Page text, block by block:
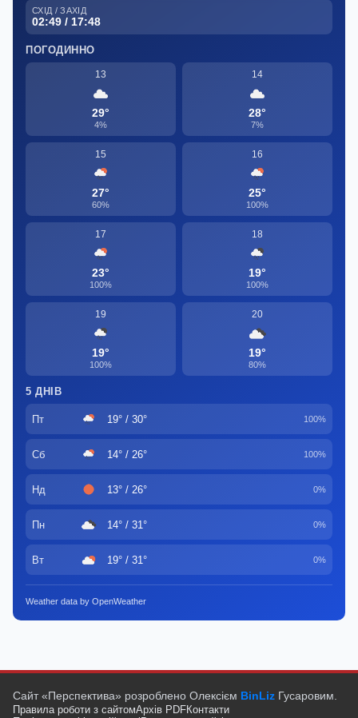
СХІД / ЗАХІД
02:49 / 17:48
ПОГОДИННО
13
29°
4%
14
28°
7%
15
27°
60%
16
25°
100%
17
23°
100%
18
19°
100%
19
19°
100%
20
19°
80%
5 ДНІВ
Пт 19° / 30° 100%
Сб 14° / 26° 100%
Нд 13° / 26° 0%
Пн 14° / 31° 0%
Вт 19° / 31° 0%
Weather data by OpenWeather
Сайт «Перспектива» розроблено Олексієм BinLiz Гусаровим.
Правила роботи з сайтомАрхів PDFКонтакти